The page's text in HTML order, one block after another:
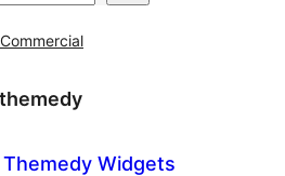
Commercial
themedy
Themedy Widgets